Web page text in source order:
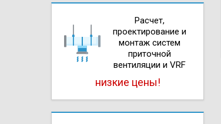
Расчет,
проектирова­ние и
монтаж систем
приточной
вентиляции и VRF
низкие цены!